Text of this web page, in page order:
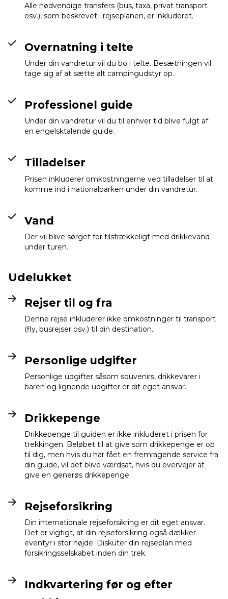
Alle nødvendige transfers (bus, taxa, privat transport
osv.), som beskrevet i rejseplanen, er inkluderet.
Overnatning i telte
Under din vandretur vil du bo i telte. Besætningen vil
tage sig af at sætte alt campingudstyr op.
Professionel guide
Under din vandretur vil du til enhver tid blive fulgt af
en engelsktalende guide.
Tilladelser
Prisen inkluderer omkostningerne ved tilladelser til at
komme ind i nationalparken under din vandretur.
Vand
Der vil blive sørget for tilstrækkeligt med drikkevand
under turen.
Udelukket
Rejser til og fra
Denne rejse inkluderer ikke omkostninger til transport
(fly, busrejser osv.) til din destination.
Personlige udgifter
Personlige udgifter såsom souvenirs, drikkevarer i
baren og lignende udgifter er dit eget ansvar.
Drikkepenge
Drikkepenge til guiden er ikke inkluderet i prisen for
trekkingen. Beløbet til at give som drikkepenge er op
til dig, men hvis du har fået en fremragende service fra
din guide, vil det blive værdsat, hvis du overvejer at
give en generøs drikkepenge.
Rejseforsikring
Din internationale rejseforsikring er dit eget ansvar.
Det er vigtigt, at din rejseforsikring også dækker
eventyr i stor højde. Diskuter din rejseplan med
forsikringsselskabet inden din trek.
Indkvartering før og efter